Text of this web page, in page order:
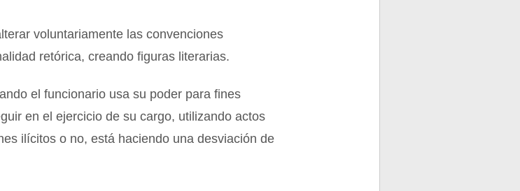
voluntariamente las convenciones
retórica, creando figuras literarias.
el funcionario usa su poder para fines
en el ejercicio de su cargo, utilizando actos
ilícitos o no, está haciendo una desviación de